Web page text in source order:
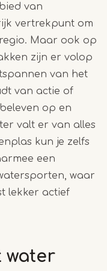
van
vertrekpunt om
Maar ook op
zijn er volop
van het
van actie of
op en
valt er van alles
kun je zelfs
een
waar
lekker actief
water